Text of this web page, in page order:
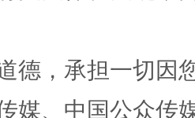
德，承担一切因
媒、中国公众传